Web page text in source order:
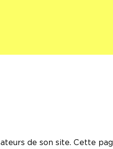
de son site. Cette